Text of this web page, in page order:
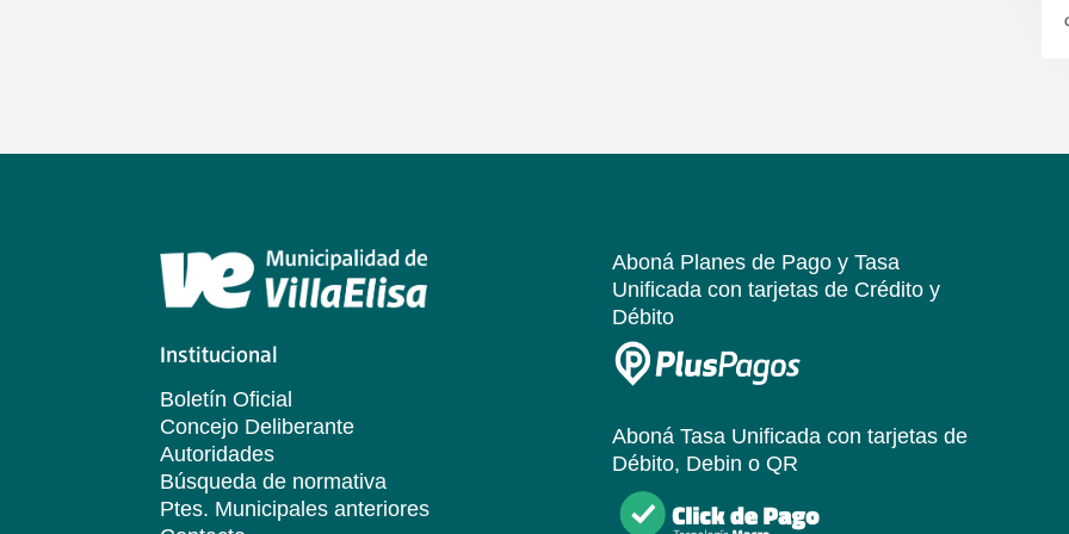
Institucional
Boletín Oficial
Concejo Deliberante
Autoridades
Búsqueda de normativa
Ptes. Municipales anteriores
Aboná Planes de Pago y Tasa
Unificadacon tarjetas de Crédito y
Débito
Aboná Tasa Unificadacon tarjetas de
Débito, Debin o QR